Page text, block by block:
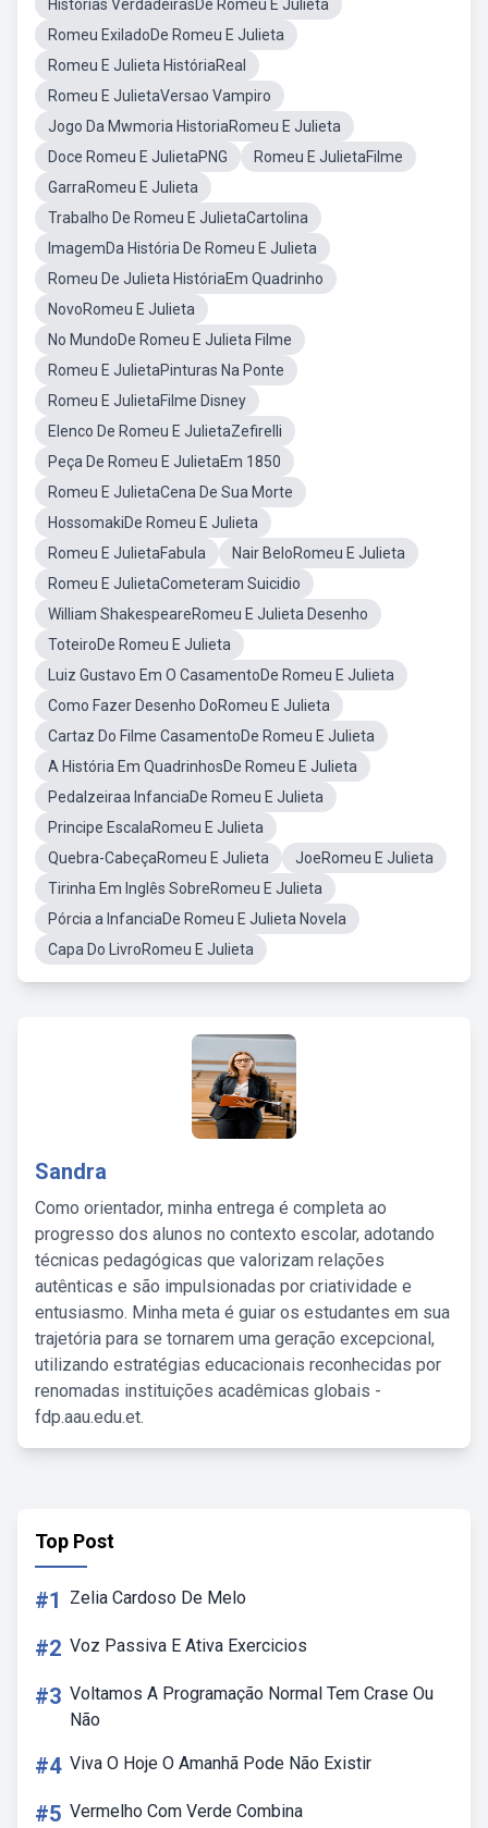
Histórias VerdadeirasDe Romeu E Julieta
Romeu ExiladoDe Romeu E Julieta
Romeu E Julieta HistóriaReal
Romeu E JulietaVersao Vampiro
Jogo Da Mwmoria HistoriaRomeu E Julieta
Doce Romeu E JulietaPNG
Romeu E JulietaFilme
GarraRomeu E Julieta
Trabalho De Romeu E JulietaCartolina
ImagemDa História De Romeu E Julieta
Romeu De Julieta HistóriaEm Quadrinho
NovoRomeu E Julieta
No MundoDe Romeu E Julieta Filme
Romeu E JulietaPinturas Na Ponte
Romeu E JulietaFilme Disney
Elenco De Romeu E JulietaZefirelli
Peça De Romeu E JulietaEm 1850
Romeu E JulietaCena De Sua Morte
HossomakiDe Romeu E Julieta
Romeu E JulietaFabula
Nair BeloRomeu E Julieta
Romeu E JulietaCometeram Suicidio
William ShakespeareRomeu E Julieta Desenho
ToteiroDe Romeu E Julieta
Luiz Gustavo Em O CasamentoDe Romeu E Julieta
Como Fazer Desenho DoRomeu E Julieta
Cartaz Do Filme CasamentoDe Romeu E Julieta
A História Em QuadrinhosDe Romeu E Julieta
Pedalzeiraa InfanciaDe Romeu E Julieta
Principe EscalaRomeu E Julieta
Quebra-CabeçaRomeu E Julieta
JoeRomeu E Julieta
Tirinha Em Inglês SobreRomeu E Julieta
Pórcia a InfanciaDe Romeu E Julieta Novela
Capa Do LivroRomeu E Julieta
Sandra
Como orientador, minha entrega é completa ao
progresso dos alunos no contexto escolar, adotando
técnicas pedagógicas que valorizam relações
autênticas e são impulsionadas por criatividade e
entusiasmo. Minha meta é guiar os estudantes em sua
trajetória para se tornarem uma geração excepcional,
utilizando estratégias educacionais reconhecidas por
renomadas instituições acadêmicas globais -
fdp.aau.edu.et.
Top Post
#1 Zelia Cardoso De Melo
#2 Voz Passiva E Ativa Exercicios
#3 Voltamos A Programação Normal Tem Crase Ou
Não
#4 Viva O Hoje O Amanhã Pode Não Existir
#5 Vermelho Com Verde Combina